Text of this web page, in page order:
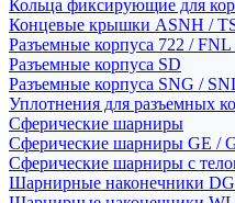
Кольца фиксирующие для
Концевые крышки ASNH /
Разъемные корпуса 722 / FNL
Разъемные корпуса SD
Разъемные корпуса SNG /
Уплотнения для разъемных
Сферические шарниры
Сферические шарниры GE /
Сферические шарниры с
Шарнирные наконечники DG